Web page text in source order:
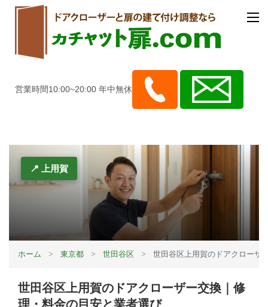
営業時間10:00~20:00 年中無休
📍 上用賀
ホーム > 東京都 > 世田谷区 > 世田谷区上用賀のドアクローザ
世田谷区上用賀のドアクローザー交換｜修
理・料金の目安と業者選び